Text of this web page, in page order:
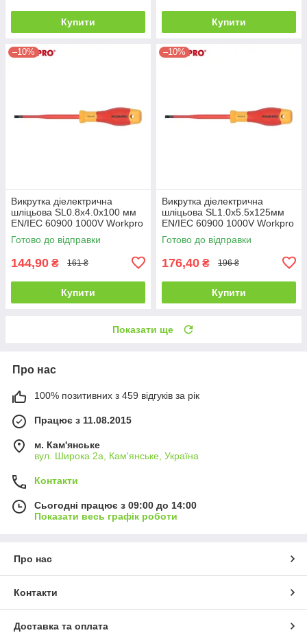
Купити Купити
–10%
Викрутка діелектрична
шліцьова SL0.8x4.0x100 мм
EN/IEC 60900 1000V Workpro
PRO PLUS WP341004
Готово до відправки
144,90 ₴ 161 ₴
Купити
–10%
Викрутка діелектрична
шліцьова SL1.0x5.5x125мм
EN/IEC 60900 1000V Workpro
PRO PLUS WP341005
Готово до відправки
176,40 ₴ 196 ₴
Купити
Показати ще
Про нас
100% позитивних з 459 відгуків за рік
Працює з 11.08.2015
м. Кам'янське
вул. Широка 2а, Кам'янське, Україна
Контакти
Сьогодні працює з 09:00 до 14:00
Показати весь графік роботи
Про нас
Контакти
Доставка та оплата